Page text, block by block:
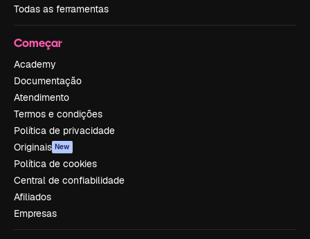
Todas as ferramentas
Começar
Academy
Documentação
Atendimento
Termos e condições
Política de privacidade
Originais New
Política de cookies
Central de confiabilidade
Afiliados
Empresas